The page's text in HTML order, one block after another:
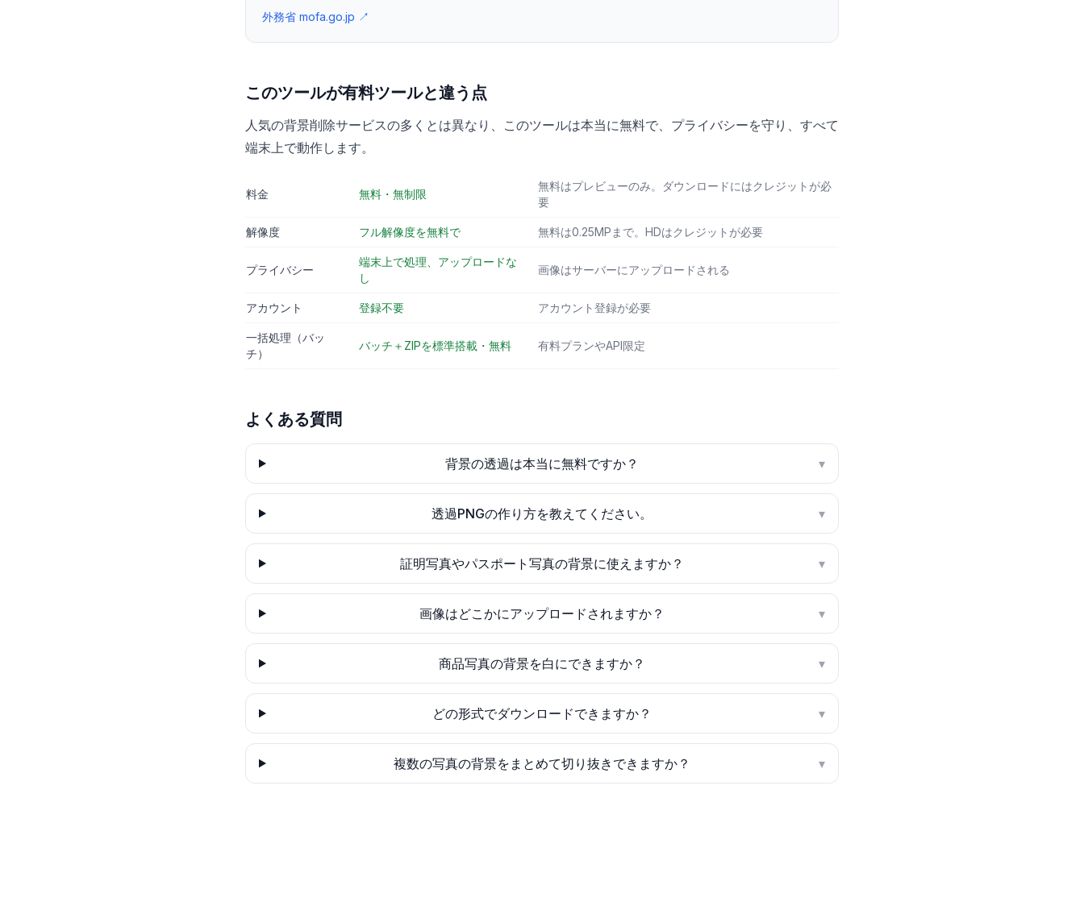
外務省 mofa.go.jp ↗
このツールが有料ツールと違う点
人気の背景削除サービスの多くとは異なり、このツールは本当に無料で、プライバシーを守り、すべて
端末上で動作します。
料金 無料・無制限
無料はプレビューのみ。ダウンロードにはクレジットが必
要
解像度 フル解像度を無料で 無料は0.25MPまで。HDはクレジットが必要
プライバシー
端末上で処理、アップロードな
し
画像はサーバーにアップロードされる
アカウント 登録不要 アカウント登録が必要
一括処理（バッ
チ）
バッチ＋ZIPを標準搭載・無料 有料プランやAPI限定
よくある質問
背景の透過は本当に無料ですか？ ▾
透過PNGの作り方を教えてください。 ▾
証明写真やパスポート写真の背景に使えますか？ ▾
画像はどこかにアップロードされますか？ ▾
商品写真の背景を白にできますか？ ▾
どの形式でダウンロードできますか？ ▾
複数の写真の背景をまとめて切り抜きできますか？ ▾